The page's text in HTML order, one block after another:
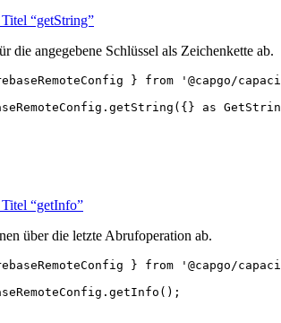
“getString”
die angegebene Schlüssel als Zeichenkette ab.
} from
'@capgo/
getString ({} as
“getInfo”
über die letzte Abrufoperation ab.
} from
'@capgo/
getInfo ();